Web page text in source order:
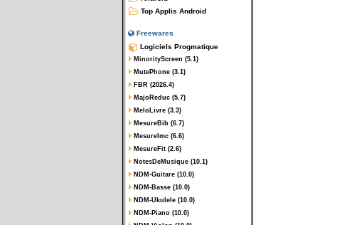
Top Applis Android
Freewares
Logiciels Progmatique
MinorityScreen (5.1)
MutePhone (3.1)
FBR (2026.4)
MajoReduc (5.7)
MeloLivre (3.3)
MesureBib (6.7)
MesureImc (6.6)
MesureFit (2.6)
NotesDeMusique (10.1)
NDM-Guitare (10.0)
NDM-Basse (10.0)
NDM-Ukulele (10.0)
NDM-Piano (10.0)